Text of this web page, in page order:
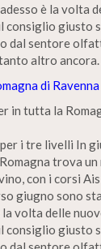
è la volta
consiglio giusto
dal sentore
altro ancora.
di
in tutta la
i tre livelli In
trova un
con i corsi
giugno sono
volta delle
consiglio giusto